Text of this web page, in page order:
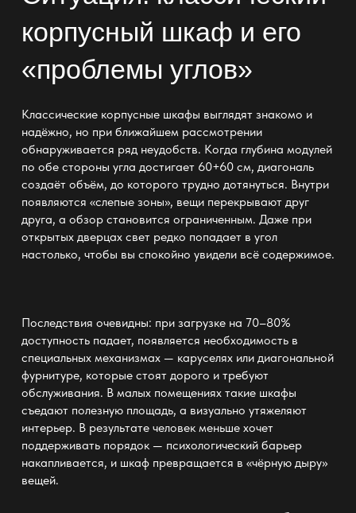
корпусный шкаф и его
«проблемы углов»
Классические корпусные шкафы выглядят знакомо и
надёжно, но при ближайшем рассмотрении
обнаруживается ряд неудобств. Когда глубина модулей
по обе стороны угла достигает 60+60 см, диагональ
создаёт объём, до которого трудно дотянуться. Внутри
появляются «слепые зоны», вещи перекрывают друг
друга, а обзор становится ограниченным. Даже при
открытых дверцах свет редко попадает в угол
настолько, чтобы вы спокойно увидели всё содержимое.
Последствия очевидны: при загрузке на 70–80%
доступность падает, появляется необходимость в
специальных механизмах — каруселях или диагональной
фурнитуре, которые стоят дорого и требуют
обслуживания. В малых помещениях такие шкафы
съедают полезную площадь, а визуально утяжеляют
интерьер. В результате человек меньше хочет
поддерживать порядок — психологический барьер
накапливается, и шкаф превращается в «чёрную дыру»
вещей.